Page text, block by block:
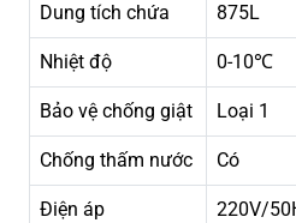
Dung tích chứa 875L
Nhiệt độ 0-10℃
Bảo vệ chống giật Loại 1
Chống thấm nước Có
Điện áp 220V/